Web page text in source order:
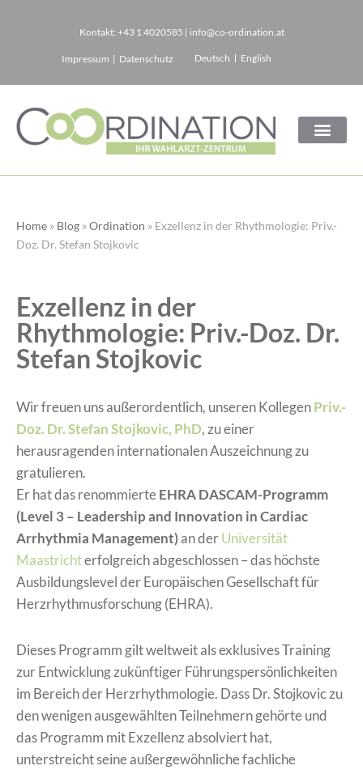
springen
Kontakt: +43 1 4020585 | info@co-ordination.at
Impressum | Datenschutz Deutsch English
Home » Blog »Ordination » Exzellenz in der Rhythmologie: Priv.-
Doz. Dr. Stefan Stojkovic
Exzellenz in der
Rhythmologie: Priv.-Doz. Dr.
Stefan Stojkovic
Wir freuen uns außerordentlich, unseren KollegenPriv.-
Doz. Dr. Stefan Stojkovic, PhD, zu einer
herausragenden internationalen Auszeichnung zu
gratulieren.
Er hat das renommierteEHRA DASCAM-Programm
(Level 3 – Leadership and Innovation in Cardiac
Arrhythmia Management)an derUniversität
Maastrichterfolgreich abgeschlossen – das höchste
Ausbildungslevel der Europäischen Gesellschaft für
Herzrhythmusforschung (EHRA).
Dieses Programm gilt weltweit als exklusives Training
zur Entwicklung zukünftiger Führungspersönlichkeiten
im Bereich der Herzrhythmologie. Dass Dr. Stojkovic zu
den wenigen ausgewählten Teilnehmern gehörte und
das Programm mit Exzellenz absolviert hat,
unterstreicht seine außergewöhnliche fachliche